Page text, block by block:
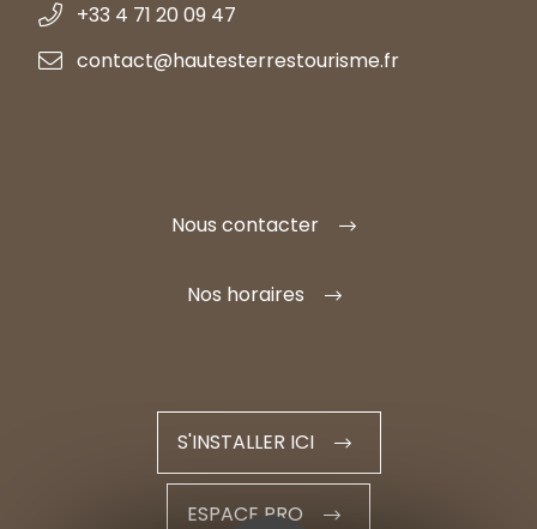
+33 4 71 20 09 47
contact@hautesterrestourisme.fr
Nous contacter
Nos horaires
S'INSTALLER ICI
ESPACE PRO